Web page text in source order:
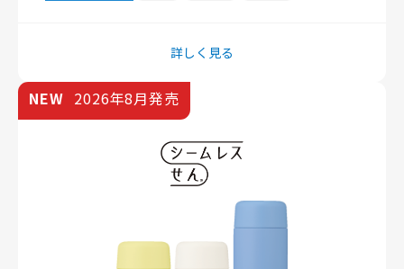
詳しく見る
NEW 2026年8月発売